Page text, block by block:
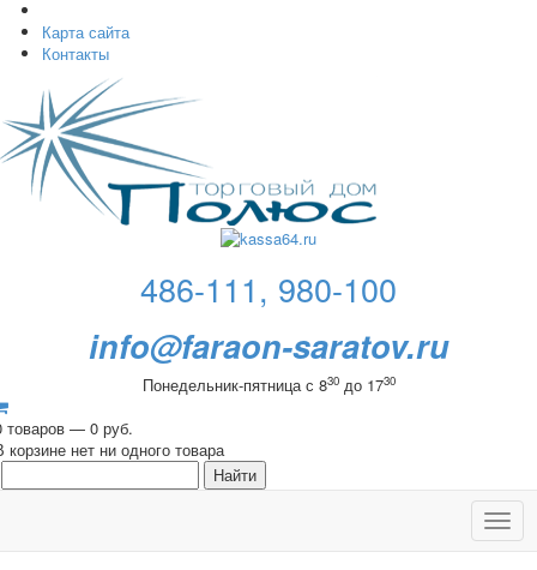
Карта сайта
Контакты
486-111, 980-100
info@faraon-saratov.ru
Понедельник-пятница с 830до 1730
товаров — 0 руб.
корзине нет ни одного товара